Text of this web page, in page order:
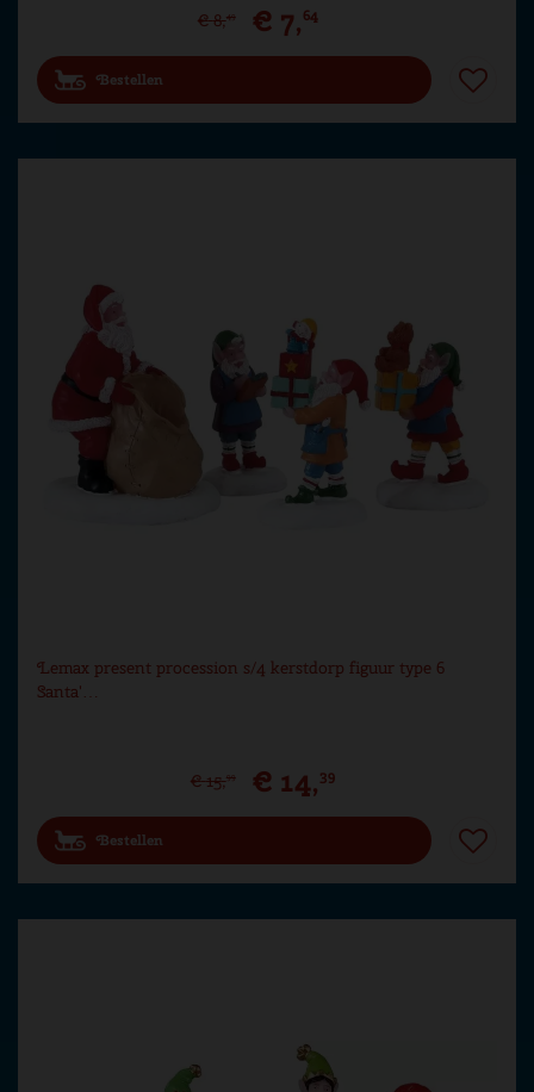
€ 8,49 € 7,64
Bestellen
Lemax present procession s/4 kerstdorp figuur type 6
Santa'…
€ 15,99 € 14,39
Bestellen